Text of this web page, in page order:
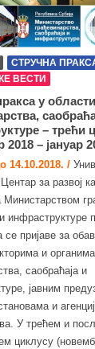
СТРУЧНА
ВЕСТИ
у области
– трећи
– јануар
14.10.2018. /
за развој
инфраструктуре
се пријаве за
и
саобраћаја и
јавним
и
У трећем и
циклусу